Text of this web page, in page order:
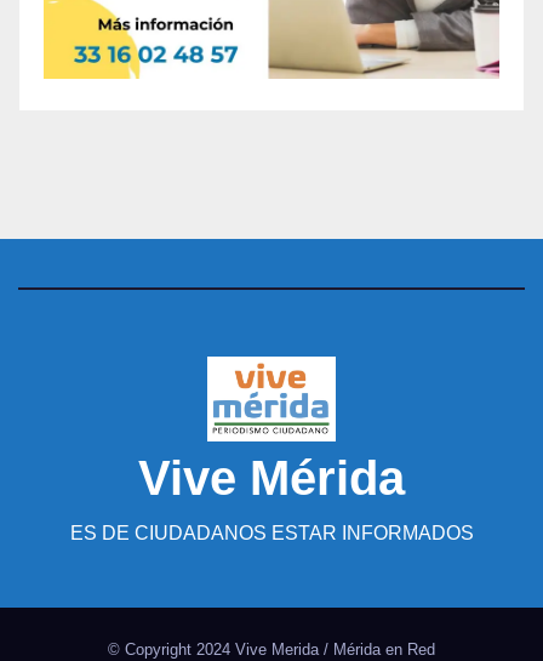
Vive Mérida
ES DE CIUDADANOS ESTAR INFORMADOS
© Copyright 2024 Vive Merida / Mérida en Red